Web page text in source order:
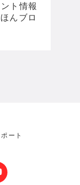
ト情報
ート